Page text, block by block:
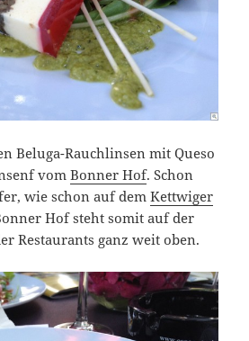
Beluga-Rauchlinsen mit Queso
vomBonner Hof. Schon
wie schon auf demKettwiger
Hof steht somit auf der
Restaurants ganz weit oben.